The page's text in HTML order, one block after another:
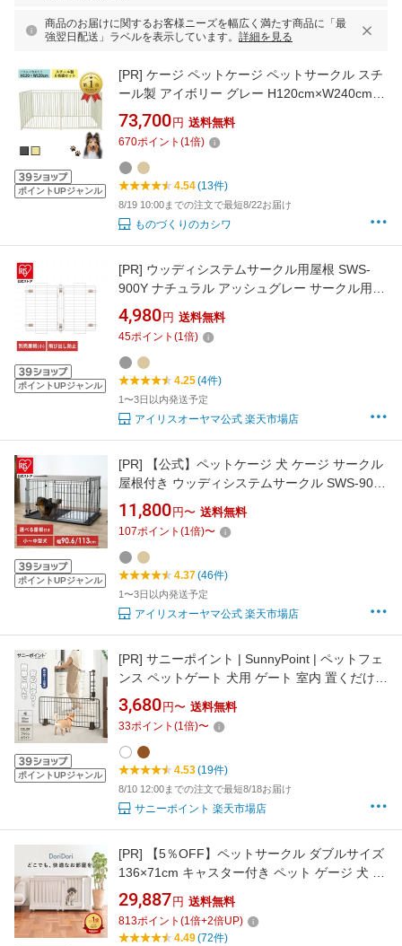
商品のお届けに関するお客様ニーズを幅広く満たす商品に「最
強翌日配送」ラベルを表示しています。 詳細を見る
ポイントUPジャンル
[PR] ケージ ペットケージ ペットサークル スチ
ール製 アイボリー グレー H120cm×W240cm 6
枚組 12-6S ドッグサークル ドッグラン 倒れな
い 大型犬 小型犬 頑丈 おしゃれ 組み合わせ 折
りたたみ 長方形 防犯柵 倒れない 送料無料
73,700 円 送料無料
670ポイント (1倍)
4.54(13件)
8/19 10:00までの注文で最短8/22お届け
ものづくりのカシワ
ポイントUPジャンル
[PR] ウッディシステムサークル用屋根 SWS-
900Y ナチュラル アッシュグレー サークル用屋
根 屋根 サークル 小型犬 中型犬 犬 いぬ イヌ 室
内 屋内 木目調 ウッディサークル システムサー
クル アイリスオーヤマ
4,980 円 送料無料
45ポイント (1倍)
4.25(4件)
1〜3日以内発送予定
アイリスオーヤマ公式 楽天市場店
ポイントUPジャンル
[PR]
【公式】ペットケージ 犬 ケージ サークル
屋根付き ウッディシステムサークル SWS-900
SWS-1200 ナチュラル アッシュグレー システ
ムサークル 小型犬 中型犬 いぬ イヌ 室内 屋内
木目調 ウッディサークル 屋根無し アイリスオ
ーヤマ
11,800 円〜 送料無料
107ポイント (1倍)〜
4.37(46件)
1〜3日以内発送予定
アイリスオーヤマ公式 楽天市場店
ポイントUPジャンル
[PR] サニーポイント | SunnyPoint | ペットフェ
ンス ペットゲート 犬用 ゲート 室内 置くだけ簡
単！高さ41cm 幅60/90cm ケージ サークル 小
型 犬 ドッグフェンス ペットゲート ペット ペッ
ト用 フェンス ゲート 屋内 猫 置くだけ 柵
3,680 円〜 送料無料
33ポイント (1倍)〜
4.53(19件)
8/10 12:00までの注文で最短8/18お届け
サニーポイント 楽天市場店
[PR]
【5％OFF】ペットサークル ダブルサイズ
136×71cm キャスター付き ペット ゲージ 犬 ト
イレトレーニング ケージおしゃれ ペット サー
クル フェンス 犬 サークル 犬小屋 室内 th102
dor11
29,887 円 送料無料
813ポイント (1倍+2倍UP)
4.49(72件)